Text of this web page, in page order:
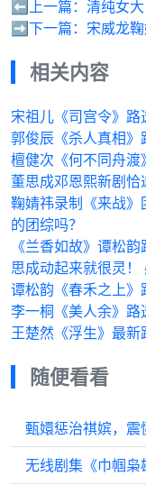
⬅️上一篇： 清纯女大
➡️下一篇： 宋威龙
相关内容
宋祖儿《司宫令》路
郭俊辰《杀人真相》
檀健次《何不同舟渡
董思成邓恩熙新剧
鞠婧祎录制《来战
的团综吗？
《兰香如故》谭松
思成动起来就很灵！
谭松韵《春禾之上》
李一桐《美人余》
王楚然《浮生》最新
随便看看
甄嬛惩治祺嫔，震
无线剧集《巾帼枭